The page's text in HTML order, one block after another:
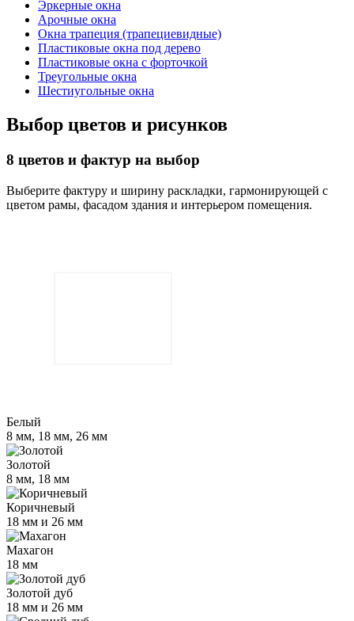
Эркерные окна
Арочные окна
Окна трапеция (трапециевидные)
Пластиковые окна под дерево
Пластиковые окна с форточкой
Треугольные окна
Шестиугольные окна
Выбор цветов и рисунков
8 цветов и фактур на выбор
Выберите фактуру и ширину раскладки, гармонирующей с
цветом рамы, фасадом здания и интерьером помещения.
Белый
8 мм, 18 мм, 26 мм
Золотой
8 мм, 18 мм
Коричневый
18 мм и 26 мм
Махагон
18 мм
Золотой дуб
18 мм и 26 мм